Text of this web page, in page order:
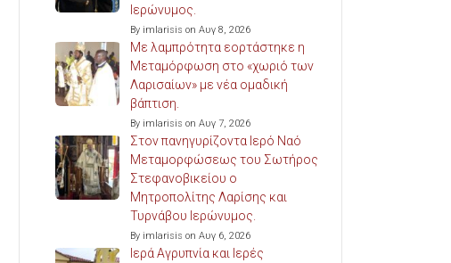
Ιερώνυμος.
By imlarisis on Αυγ 8, 2026
Με λαμπρότητα εορτάστηκε η
Μεταμόρφωση στο «χωριό των
Λαρισαίων» με νέα ομαδική
βάπτιση.
By imlarisis on Αυγ 7, 2026
Στον πανηγυρίζοντα Ιερό Ναό
Μεταμορφώσεως του Σωτήρος
Στεφανοβικείου ο
Μητροπολίτης Λαρίσης και
Τυρνάβου Ιερώνυμος.
By imlarisis on Αυγ 6, 2026
Ιερά Αγρυπνία και Ιερές